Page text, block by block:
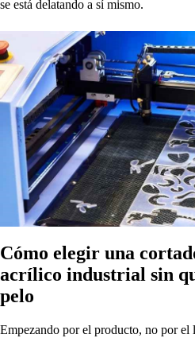
se está delatando a sí mismo.
Cómo elegir una
acrílico industrial sin
pelo
Empezando por el producto, no por el